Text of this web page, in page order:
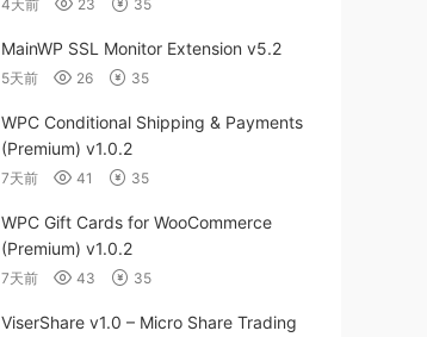
4天前 23 35
MainWP SSL Monitor Extension v5.2
5天前 26 35
WPC Conditional Shipping & Payments
(Premium) v1.0.2
7天前 41 35
WPC Gift Cards for WooCommerce
(Premium) v1.0.2
7天前 43 35
ViserShare v1.0 – Micro Share Trading